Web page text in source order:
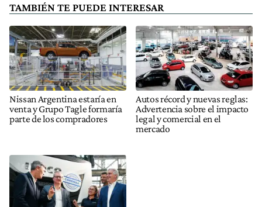
TAMBIÉN TE PUEDE INTERESAR
Nissan Argentina estaría en
venta y Grupo Tagle formaría
parte de los compradores
Autos récord y nuevas reglas:
Advertencia sobre el impacto
legal y comercial en el
mercado